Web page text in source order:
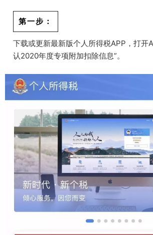
第一步：
下载或更新最新版个人所得税APP，打开
认2020年度专项附加扣除信息”。